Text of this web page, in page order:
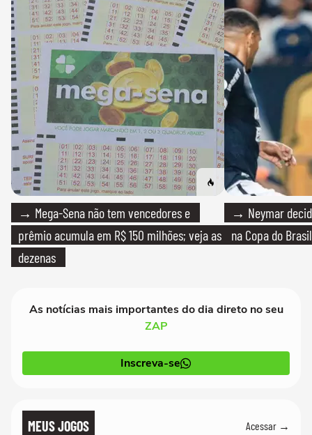
→ Mega-Sena não tem vencedores e
prêmio acumula em R$ 150 milhões; veja as
dezenas
→ Neymar
na Copa do Brasil
As notícias mais importantes do dia direto no seu
ZAP
Inscreva-se
MEUS JOGOS Acessar →